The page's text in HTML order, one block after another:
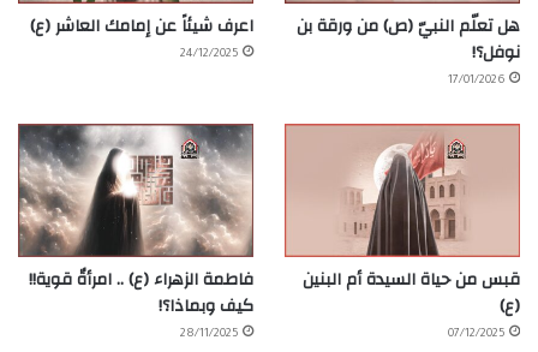
هل تعلّم النبيّ (ص) من ورقة بن
نوفل؟!
17/01/2026
اعرف شيئاً عن إمامك العاشر (ع)
24/12/2025
قبس من حياة السيدة أم البنين
(ع)
07/12/2025
فاطمة الزهراء (ع) .. امرأةٌ قوية!!
كيف وبماذا؟!
28/11/2025